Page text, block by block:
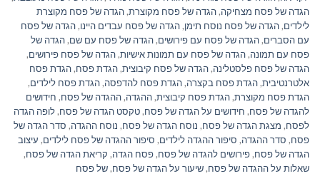
הגדה של פסח מצחיקה,הגדה של פסח מקוצרת,הגדה של פסח מקוצרת
לילדים,הגדה של פסח נוסח תימן,הגדה של פסח עבדים היינו,הגדה של פסח
עם הסברים,הגדה של פסח עם פירושים,הגדה של פסח עם שם,הגדה של
פסח עם תמונה,הגדה של פסח עם תמונות אישיות,הגדה של פסח פירושים,
הגדה של פסח פלסטלינה,הגדה של פסח קיבוצית,הגדת פסח,הגדת פסח
אלטרנטיבית,הגדת פסח בקצרה,הגדת פסח להדפסה,הגדת פסח לילדים,
הגדת פסח מקוצרת,הגדת פסח קיבוצית,ההגדה,ההגדה של פסח,חידושים
להגדה של פסח,חידושים על הגדה של פסח,טקסט הגדה של פסח,לופה הגדה
לפסח,מצגת הגדה של פסח,נוסח הגדה של פסח,נוסח ההגדה,סדר הגדה של
פסח,סדר ההגדה,סיפור ההגדה לילדים,סיפור ההגדה של פסח לילדים,עיצוב
הגדה של פסח,פירושים להגדה של פסח,פסח הגדה,קריאת הגדה של פסח,
שאלות על ההגדה של פסח,שיעור על הגדה של פסח,של פסח